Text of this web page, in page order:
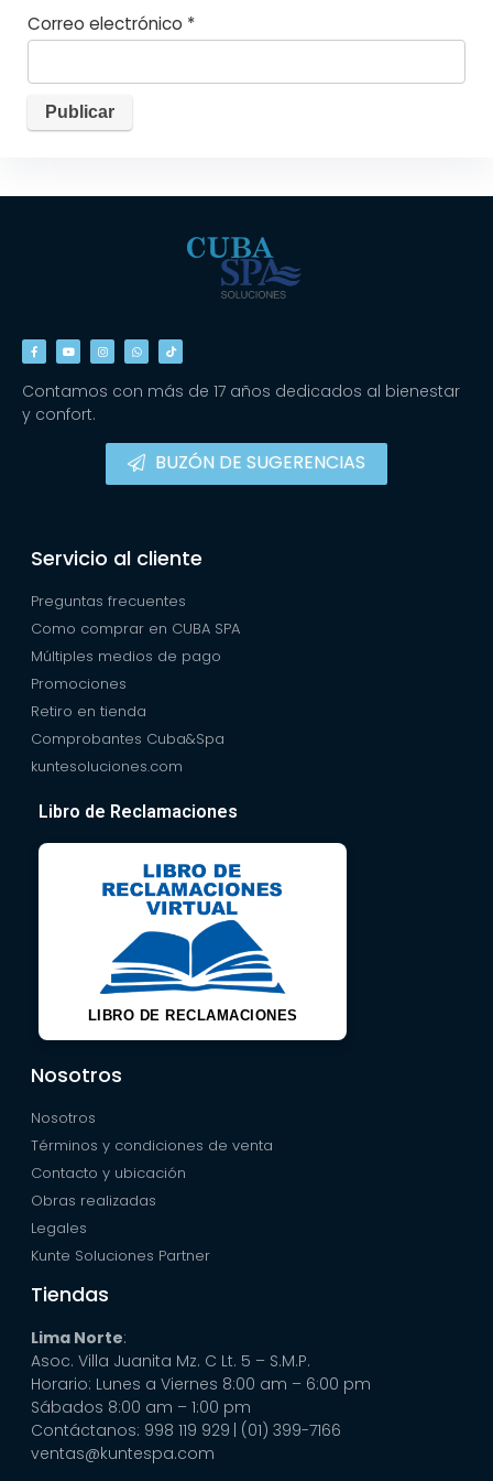
Correo electrónico *
Contamos con más de 17 años dedicados al bienestar
y confort.
BUZÓN DE SUGERENCIAS
Servicio al cliente
Preguntas frecuentes
Como comprar en CUBA SPA
Múltiples medios de pago
Promociones
Retiro en tienda
Comprobantes Cuba&Spa
kuntesoluciones.com
Libro de Reclamaciones
LIBRO DE RECLAMACIONES
Nosotros
Nosotros
Términos y condiciones de venta
Contacto y ubicación
Obras realizadas
Legales
Kunte Soluciones Partner
Tiendas
Lima Norte:
Asoc. Villa Juanita Mz. C Lt. 5 – S.M.P.
Horario: Lunes a Viernes 8:00 am – 6:00 pm
Sábados 8:00 am – 1:00 pm
Contáctanos: 998 119 929 | (01) 399-7166
ventas@kuntespa.com